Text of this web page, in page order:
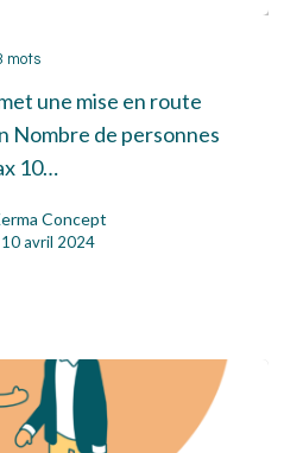
mots
mots
une mise en route
Nombre de personnes
10…
Concept
10 avril 2024